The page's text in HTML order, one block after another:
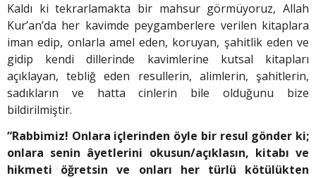
Kaldı ki tekrarlamakta bir mahsur görmüyoruz, Allah
Kur’an’da her kavimde peygamberlere verilen kitaplara
iman edip, onlarla amel eden, koruyan, şahitlik eden ve
gidip kendi dillerinde kavimlerine kutsal kitapları
açıklayan, tebliğ eden resullerin, alimlerin, şahitlerin,
sadıkların ve hatta cinlerin bile olduğunu bize
bildirilmiştir.
“Rabbimiz! Onlara içlerinden öyle bir resul gönder ki;
onlara senin âyetlerini okusun/açıklasın, kitabı ve
hikmeti öğretsin ve onları her türlü kötü­lükten